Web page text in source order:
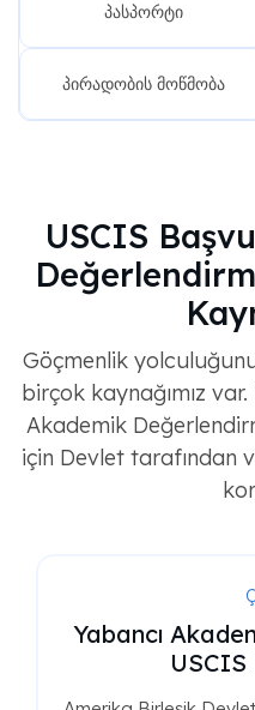
პასპორტი
პირადობის მოწმობა
USCIS
Göçmenlik
birçok kaynağımız
Akademik
için Devlet tarafından
Yabancı
USCIS